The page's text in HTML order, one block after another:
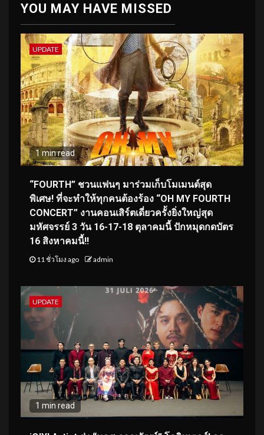
YOU MAY HAVE MISSED
UPDATE
1 min read
“FOURTH” ชวนแฟนๆ มาร่วมเก็บโมเมนต์สุด
พิเศษ! ที่จะทำให้ทุกคนต้องร้อง “OH MY FOURTH
CONCERT” งานคอนเสิร์ตเดี่ยวครั้งยิ่งใหญ่สุด
มหัศจรรย์ 3 วัน 16-17-18 ตุลาคมนี้ ปักหมุดกดบัตร
16 สิงหาคมนี้!!
11 ชั่วโมง ago admin
UPDATE
1 min read